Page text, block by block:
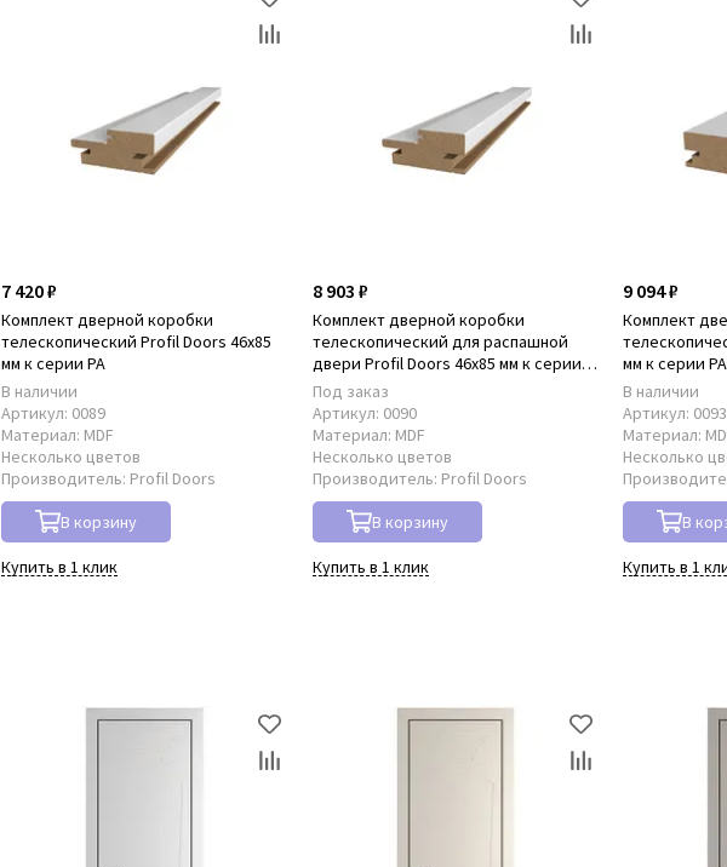
7 420 ₽
Комплект дверной коробки
телескопический Profil Doors 46x85
мм к серии PA
В наличии
Артикул: 0089
Материал: MDF
Несколько цветов
Производитель: Profil Doors
В корзину
Купить в 1 клик
8 903 ₽
Комплект дверной коробки
телескопический для распашной
двери Profil Doors 46x85 мм к серии
PA
Под заказ
Артикул: 0090
Материал: MDF
Несколько цветов
Производитель: Profil Doors
В корзину
Купить в 1 клик
9 094 ₽
Комплект
мм к серии PA
В наличии
Артикул: 0093
Материал:
Несколько
В
Купить в 1